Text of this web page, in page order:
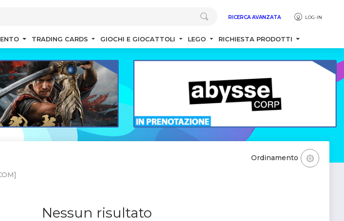
RICERCA AVANZATA LOG-IN
TRADING CARDS GIOCHI E GIOCATTOLI LEGO RICHIESTA PRODOTTI
Nessun risultato
Ordinamento